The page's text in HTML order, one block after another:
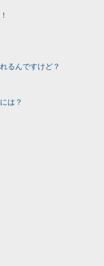
るんですけど？
は？